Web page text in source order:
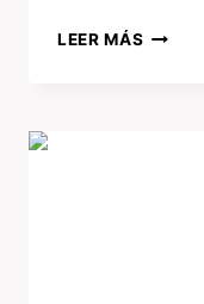
LEER MÁS